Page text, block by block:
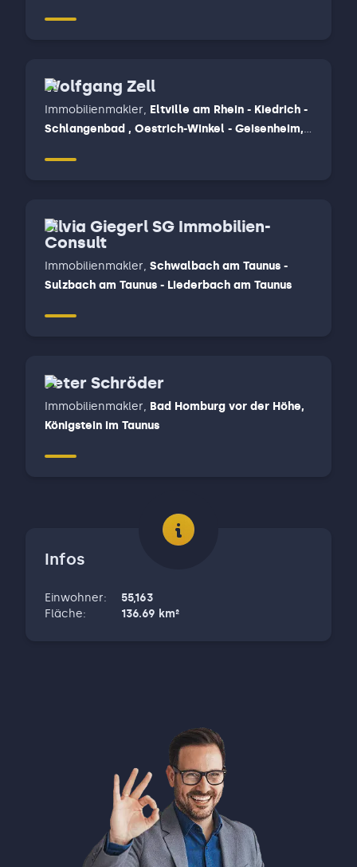
Wolfgang Zell
Immobilienmakler, Eltville am Rhein - Kiedrich -
Schlangenbad , Oestrich-Winkel - Geisenheim,
Silvia Giegerl SG Immobilien-
Consult
Immobilienmakler, Schwalbach am Taunus -
Sulzbach am Taunus - Liederbach am Taunus
Peter Schröder
Immobilienmakler, Bad Homburg vor der Höhe,
Königstein im Taunus
Infos
Einwohner:
55,163
Fläche: 136.69 km²